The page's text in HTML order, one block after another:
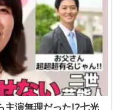
主演無理だった!?七光